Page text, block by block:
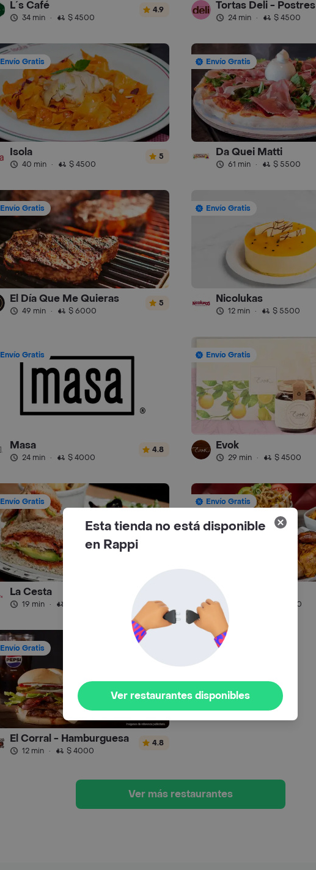
L´s Café
34 min · $ 4500
4.9 Tortas Deli - Postres
24 min · $ 4500
Envío Gratis
Isola
40 min · $ 4500
5
Envío Gratis
Da Quei Matti
61 min · $ 5500
Envío Gratis
El Día Que Me Quieras
49 min · $ 6000
5
Envío Gratis
Nicolukas
12 min · $ 5500
Envío Gratis
Masa
24 min · $ 4000
4.8
Envío Gratis
Evok
29 min · $ 4500
Envío Gratis
La Cesta
19 min ·
Envío Gratis
Los Pollitos
$ 5500
Envío Gratis
El Corral - Hamburguesa
12 min · $ 4000
4.8
Ver más restaurantes
Esta tienda no está disponible
en Rappi
Ver restaurantes disponibles